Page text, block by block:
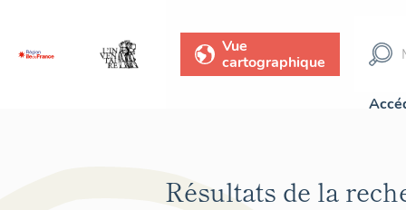
Vue
cartographique
Résultats de la